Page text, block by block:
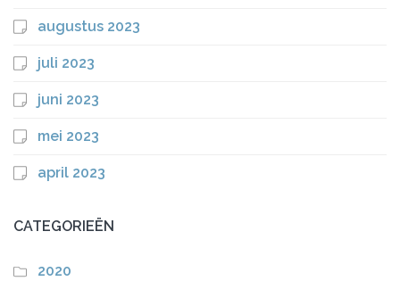
augustus 2023
juli 2023
juni 2023
mei 2023
april 2023
CATEGORIEËN
2020